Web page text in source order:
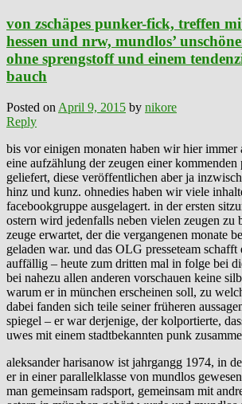
von zschäpes punker-fick, treffen
hessen und nrw, mundlos’
ohne sprengstoff und einem
bauch
Posted on April 9, 2015 by nikore
Reply
bis vor einigen monaten haben wir hier immer
eine aufzählung der zeugen einer kommenden
geliefert, diese veröffentlichen aber ja
hinz und kunz. ohnedies haben wir viele
facebookgruppe ausgelagert. in der ersten
ostern wird jedenfalls neben vielen zeugen zu
zeuge erwartet, der die vergangenen monate
geladen war. und das OLG presseteam
auffällig – heute zum dritten mal in folge bei
bei nahezu allen anderen vorschauen keine
warum er in münchen erscheinen soll, zu
dabei fanden sich teile seiner früheren
spiegel – er war derjenige, der kolportierte,
uwes mit einem stadtbekannten punk
aleksander harisanow ist jahrgangg 1974, in
er in einer parallelklasse von mundlos
man gemeinsam radsport, gemeinsam mit